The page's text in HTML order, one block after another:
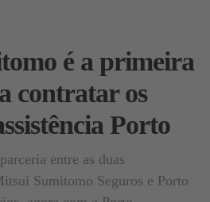
é a primeira
contratar os
Porto
entre as duas
Sumitomo Seguros e Porto